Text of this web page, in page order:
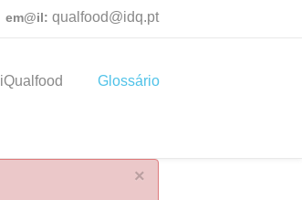
em@il: qualfood@idq.pt
iQualfood Glossário
×